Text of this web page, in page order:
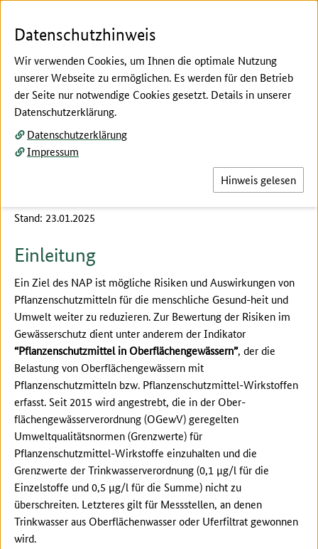
Hier beginnt der Hauptinhalt dieser Seite
Pflanzenschutzmittel in
Oberflächengewässern
Stand: 23.01.2025
Einleitung
Ein Ziel des NAP ist mögliche Risiken und Auswirkungen von
Pflanzenschutzmitteln für die menschliche Gesund-heit und
Umwelt weiter zu reduzieren. Zur Bewertung der Risiken im
Gewässerschutz dient unter anderem der Indikator
“Pflanzenschutzmittel in Oberflächengewässern”, der die
Belastung von Oberflächengewässern mit
Pflanzenschutzmitteln bzw. Pflanzenschutzmittel-Wirkstoffen
erfasst. Seit 2015 wird angestrebt, die in der Ober-
flächengewässerverordnung (OGewV) geregelten
Umweltqualitätsnormen (Grenzwerte) für
Pflanzenschutzmittel-Wirkstoffe einzuhalten und die
Grenzwerte der Trinkwasserverordnung (0,1 µg/l für die
Einzelstoffe und 0,5 µg/l für die Summe) nicht zu
überschreiten. Letzteres gilt für Messstellen, an denen
Trinkwasser aus Oberflächenwasser oder Uferfiltrat gewonnen
wird.
Datenschutzhinweis
Wir verwenden Cookies, um Ihnen die optimale Nutzung
unserer Webseite zu ermöglichen. Es werden für den Betrieb
der Seite nur notwendige Cookies gesetzt. Details in unserer
Datenschutzerklärung.
Datenschutzerklärung
Impressum
Hinweis gelesen